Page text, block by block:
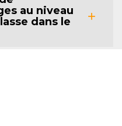
au niveau
dans le